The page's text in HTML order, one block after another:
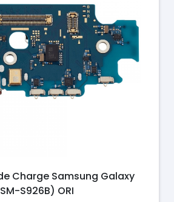
Charge Samsung Galaxy
S926B) ORI